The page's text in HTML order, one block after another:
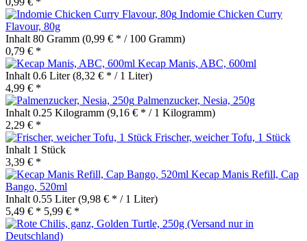
Indomie Chicken Curry
Flavour, 80g
Inhalt 80 Gramm (0,99 € * / 100 Gramm)
0,79 € *
Kecap Manis, ABC, 600ml
Inhalt 0.6 Liter(8,32 € * / 1 Liter)
4,99 € *
Palmenzucker, Nesia, 250g
Inhalt 0.25 Kilogramm (9,16 € * / 1 Kilogramm)
2,29 € *
Frischer, weicher Tofu, 1 Stück
Inhalt 1 Stück
3,39 € *
Kecap Manis Refill, Cap
Bango, 520ml
Inhalt 0.55 Liter(9,98 € * / 1 Liter)
5,49 € * 5,99 € *